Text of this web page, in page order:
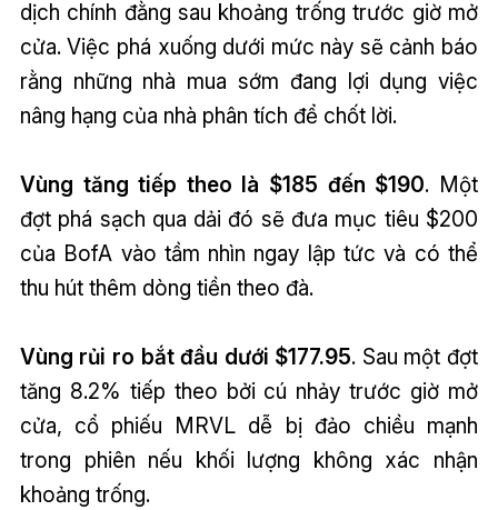
dịch chính đằng sau khoảng trống trước giờ mở
cửa. Việc phá xuống dưới mức này sẽ cảnh báo
rằng những nhà mua sớm đang lợi dụng việc
nâng hạng của nhà phân tích để chốt lời.
Vùng tăng tiếp theo là $185 đến $190. Một
đợt phá sạch qua dải đó sẽ đưa mục tiêu $200
của BofA vào tầm nhìn ngay lập tức và có thể
thu hút thêm dòng tiền theo đà.
Vùng rủi ro bắt đầu dưới $177.95. Sau một đợt
tăng 8.2% tiếp theo bởi cú nhảy trước giờ mở
cửa, cổ phiếu MRVL dễ bị đảo chiều mạnh
trong phiên nếu khối lượng không xác nhận
khoảng trống.